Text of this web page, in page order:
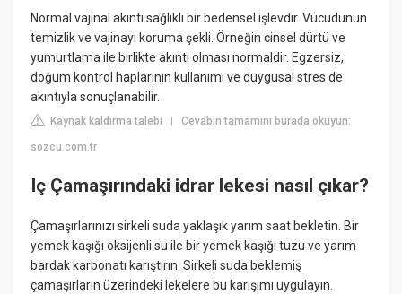
Normal vajinal akıntı sağlıklı bir bedensel işlevdir. Vücudunun
temizlik ve vajinayı koruma şekli. Örneğin cinsel dürtü ve
yumurtlama ile birlikte akıntı olması normaldir. Egzersiz,
doğum kontrol haplarının kullanımı ve duygusal stres de
akıntıyla sonuçlanabilir.
Kaynak kaldırma talebi |Cevabın tamamını burada okuyun:
sozcu.com.tr
Iç Çamaşırındaki idrar lekesi nasıl çıkar?
Çamaşırlarınızı sirkeli suda yaklaşık yarım saat bekletin. Bir
yemek kaşığı oksijenli su ile bir yemek kaşığı tuzu ve yarım
bardak karbonatı karıştırın. Sirkeli suda beklemiş
çamaşırların üzerindeki lekelere bu karışımı uygulayın.